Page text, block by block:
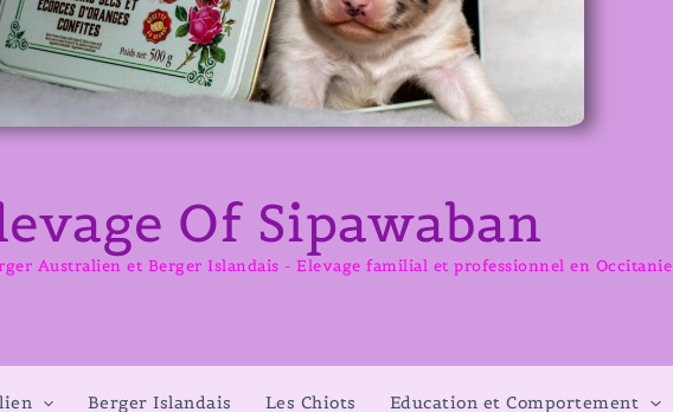
Of Sipawaban
Australien et Berger Islandais - Elevage familial et professionnel en Occitanie
Berger Islandais Les Chiots Education et Comportement